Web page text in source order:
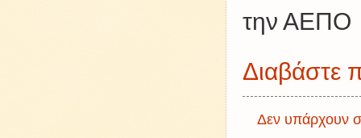
την ΑΕΠΟ
Διαβάστε
Δεν υπάρχουν